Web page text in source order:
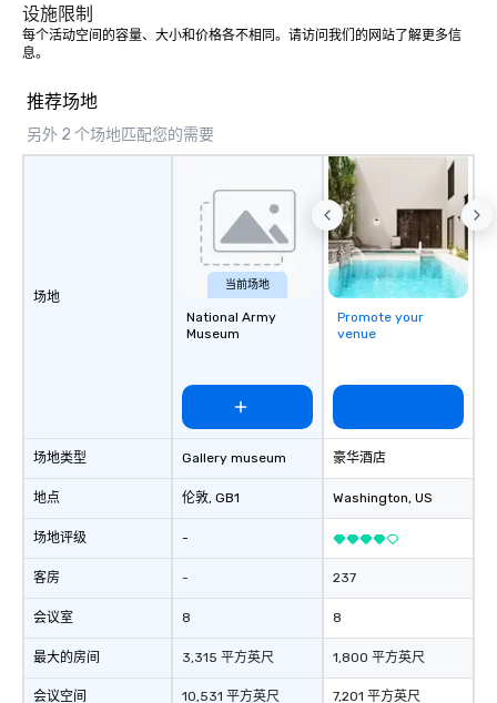
设施限制
每个活动空间的容量、大小和价格各不相同。请访问我们的网站了解更多信
息。
推荐场地
另外 2 个场地匹配您的需要
场地
场地类型
地点
场地评级
客房
会议室
最大的房间
会议空间
当前场地
National Army
Museum
Gallery museum
伦敦, GB1
-
-
8
3,315 平方英尺
10,531 平方英尺
Promote your
venue
豪华酒店
Washington, US
237
8
1,800 平方英尺
7,201 平方英尺